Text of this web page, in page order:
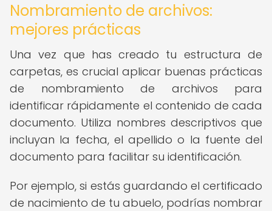
Nombramiento de archivos:
mejores prácticas
Una vez que has creado tu estructura de
carpetas, es crucial aplicar buenas prácticas
de nombramiento de archivos para
identificar rápidamente el contenido de cada
documento. Utiliza nombres descriptivos que
incluyan la fecha, el apellido o la fuente del
documento para facilitar su identificación.
Por ejemplo, si estás guardando el certificado
de nacimiento de tu abuelo, podrías nombrar